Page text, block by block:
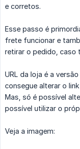
e corretos.
Esse passo é
frete funcionar e
retirar o pedido, caso
URL da loja é a
consegue alterar o
Mas, só é possível
possível utilizar o
Veja a imagem: